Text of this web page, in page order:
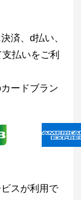
済、d払い、
払いをご利
ードブラン
スが利用で